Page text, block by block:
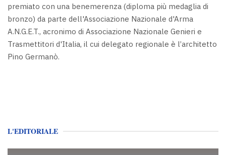
premiato con una benemerenza (diploma più medaglia di
bronzo) da parte dell'Associazione Nazionale d'Arma
A.N.G.E.T., acronimo di Associazione Nazionale Genieri e
Trasmettitori d'Italia, il cui delegato regionale è l’architetto
Pino Germanò.
L'EDITORIALE